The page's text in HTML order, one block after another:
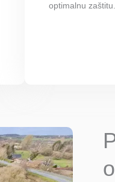
optimalnu zaštitu.